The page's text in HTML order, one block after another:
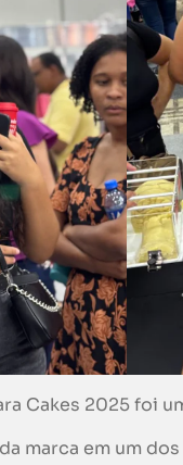
Cakes 2025 foi
marca em um